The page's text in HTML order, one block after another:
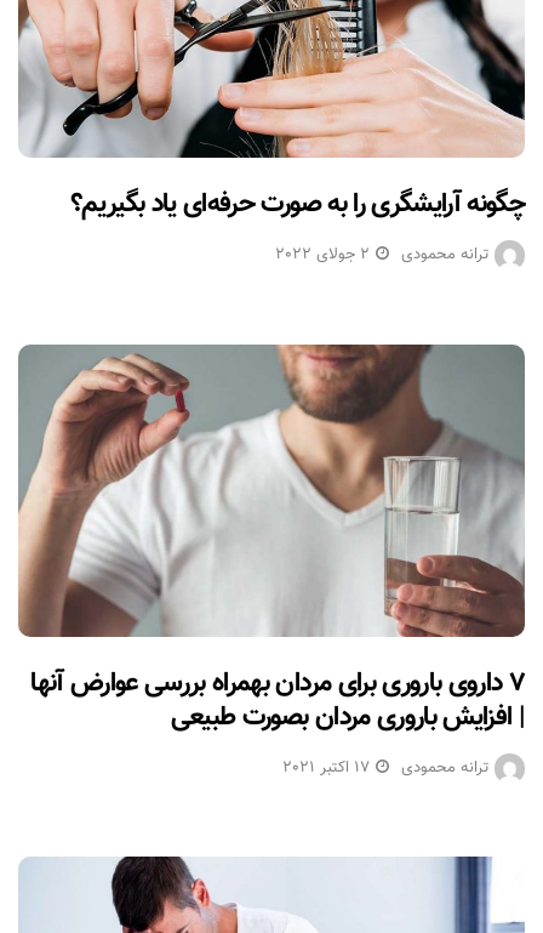
چگونه آرایشگری را به صورت حرفه‌ای یاد بگیریم؟
ترانه محمودی 2 جولای 2022
۷ داروی باروری برای مردان بهمراه بررسی عوارض آنها
| افزایش باروری مردان بصورت طبیعی
ترانه محمودی 17 اکتبر 2021